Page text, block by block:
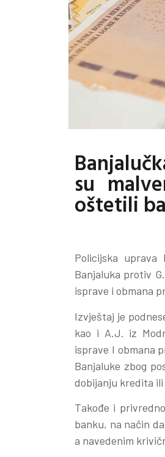
su
oštetili
Policijska uprava
Banjaluka protiv
isprave i obmana
Izvještaj je
kao i A.J. iz
isprave I obmana
Banjaluke zbog
dobijanju kredita
Takođe i
banku, na način
a navedenim